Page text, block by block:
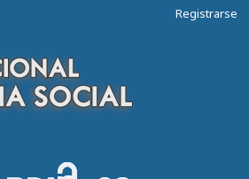
Registrarse